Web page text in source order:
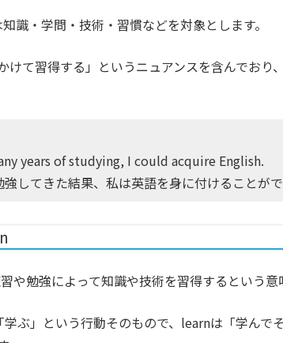
識・学問・技術・習慣などを対象とします。
けて習得する」というニュアンスを含んでお
years of studying, I could acquire English.
強してきた結果、私は英語を身に付けることがで
や勉強によって知識や技術を習得するという意
ぶ」という行動そのもので、learnは「学んで